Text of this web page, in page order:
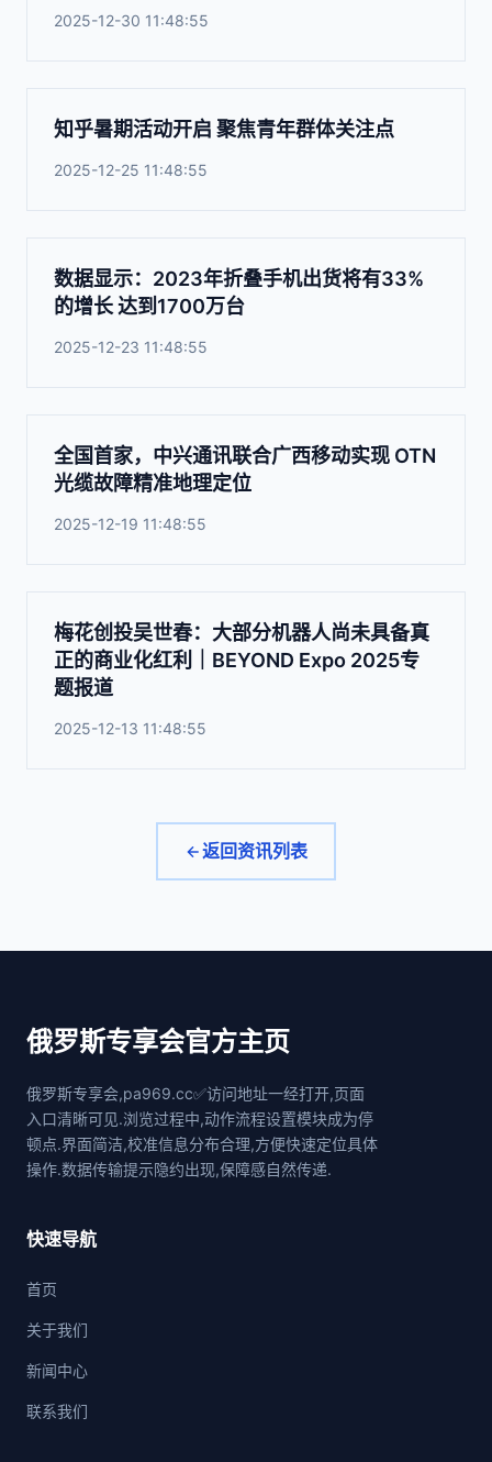
2025-12-30 11:48:55
知乎暑期活动开启 聚焦青年群体关注点
2025-12-25 11:48:55
数据显示：2023年折叠手机出货将有33%
的增长 达到1700万台
2025-12-23 11:48:55
全国首家，中兴通讯联合广西移动实现 OTN
光缆故障精准地理定位
2025-12-19 11:48:55
梅花创投吴世春：大部分机器人尚未具备真
正的商业化红利｜BEYOND Expo 2025专
题报道
2025-12-13 11:48:55
返回资讯列表
俄罗斯专享会官方主页
俄罗斯专享会,pa969.cc✅访问地址一经打开,页面
入口清晰可见.浏览过程中,动作流程设置模块成为停
顿点.界面简洁,校准信息分布合理,方便快速定位具体
操作.数据传输提示隐约出现,保障感自然传递.
快速导航
首页
关于我们
新闻中心
联系我们